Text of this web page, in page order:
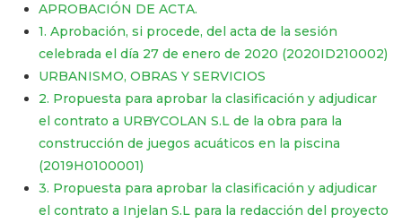
APROBACIÓN DE ACTA.
1. Aprobación, si procede, del acta de la sesión
celebrada el día 27 de enero de 2020 (2020ID210002)
URBANISMO, OBRAS Y SERVICIOS
2. Propuesta para aprobar la clasificación y adjudicar
el contrato a URBYCOLAN S.L de la obra para la
construcción de juegos acuáticos en la piscina
(2019H0100001)
3. Propuesta para aprobar la clasificación y adjudicar
el contrato a Injelan S.L para la redacción del proyecto